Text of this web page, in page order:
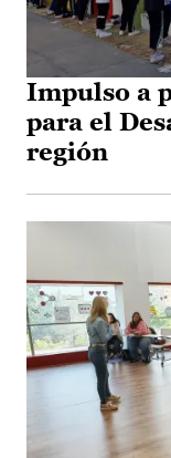
Impulso a
para el
región